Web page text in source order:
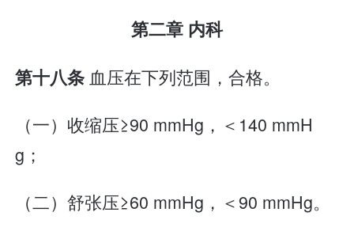
第二章 内科
第十八条 血压在下列范围，合格。
（一）收缩压≥90 mmHg，＜140 mmH
g；
（二）舒张压≥60 mmHg，＜90 mmHg。